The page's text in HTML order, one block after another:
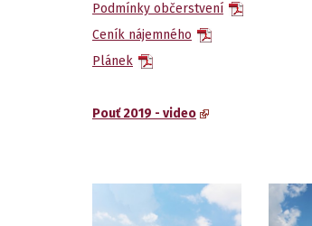
Podmínky občerstvení
Ceník nájemného
Plánek
Pouť 2019 - video